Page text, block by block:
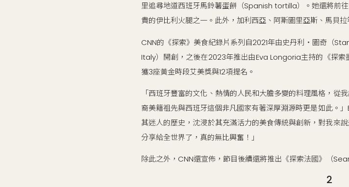
里追尋地道西班牙馬鈴薯蛋餅（Spanish tortilla）。她還將前
貴的伊比利火腿之一。此外，加利西亞、阿斯圖里亞斯、馬貝
CNN的《探索》美食紀錄片系列自2021年由史丹利・圖奇（
Italy）開創，之後在2023年推出由Eva Longoria主持的《探
獲3座黃金時段艾美獎與12項提名。
「西班牙豐富的文化、熱情的人民和大膽多變的料理風格，從
裔美籍祖先與西班牙這個非凡國家有著深厚淵源時更是如此。
其迷人的歷史，沈浸於其充滿活力的美食傳統與創新，對我來
分享給全世界了，真的無比興奮！」
除此之外，CNN還宣佈，節目後續還將推出《探索法國》（
2